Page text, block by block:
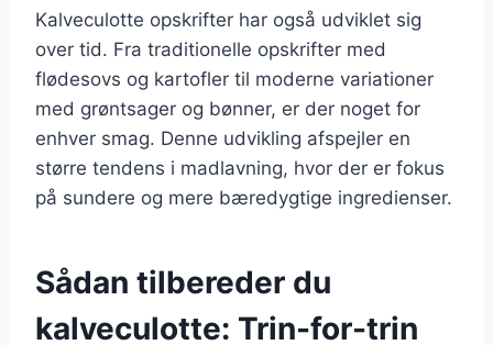
Kalveculotte opskrifter har også udviklet sig
over tid. Fra traditionelle opskrifter med
flødesovs og kartofler til moderne variationer
med grøntsager og bønner, er der noget for
enhver smag. Denne udvikling afspejler en
større tendens i madlavning, hvor der er fokus
på sundere og mere bæredygtige ingredienser.
Sådan tilbereder du
kalveculotte: Trin-for-trin